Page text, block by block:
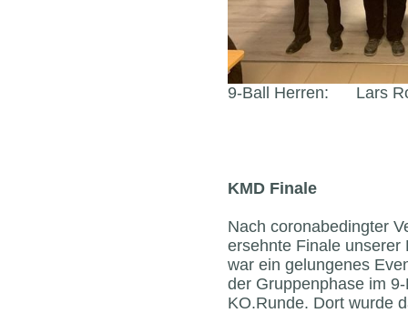
9-Ball Herren: Lars
KMD Finale
Nach coronabedingter
ersehnte Finale unserer
war ein gelungenes
der Gruppenphase im
KO.Runde. Dort wurde